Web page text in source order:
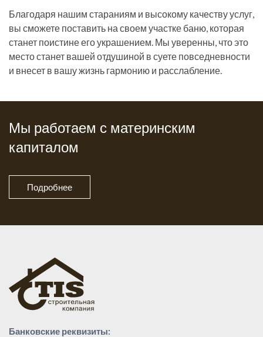
Благодаря нашим стараниям и высокому качеству услуг,
вы сможете поставить на своем участке баню, которая
станет поистине его украшением. Мы уверенны, что это
место станет вашей отдушиной в суете повседневности
и внесет в вашу жизнь гармонию и расслабление.
Мы работаем с материнским
капиталом
Подробнее
Банковские реквизиты: